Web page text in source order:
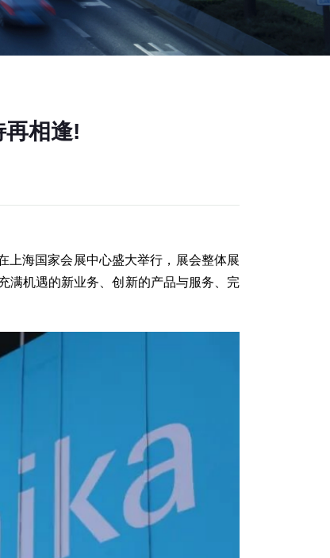
相逢!
海国家会展中心盛大举行，展会整体展
满机遇的新业务、创新的产品与服务、完